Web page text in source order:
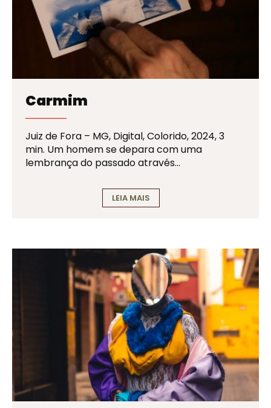
Carmim
Juiz de Fora – MG, Digital, Colorido, 2024, 3
min. Um homem se depara com uma
lembrança do passado através…
LEIA MAIS